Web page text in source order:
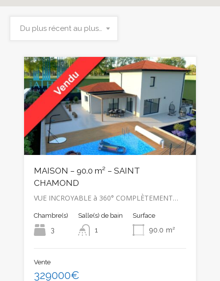
Du plus récent au plus ancien
MAISON – 90.0 m² – SAINT
CHAMOND
VUE INCROYABLE à 360° COMPLÈTEMENT…
Chambre(s)
3
Salle(s) de bain
1
Surface
90.0 m²
Vente
329000€